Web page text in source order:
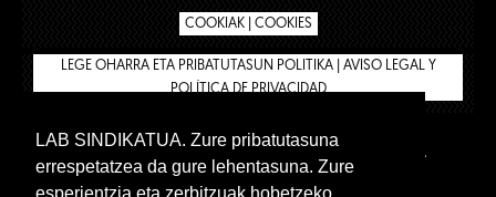
COOKIAK | COOKIES
LEGE OHARRA ETA PRIBATUTASUN POLITIKA | AVISO LEGAL Y
POLÍTICA DE PRIVACIDAD
BIZILAN.EUS
TIENDA
INTRANET 🔑
Euskera Castellano
LAB SINDIKATUA. Zure pribatutasuna
errespetatzea da gure lehentasuna. Zure